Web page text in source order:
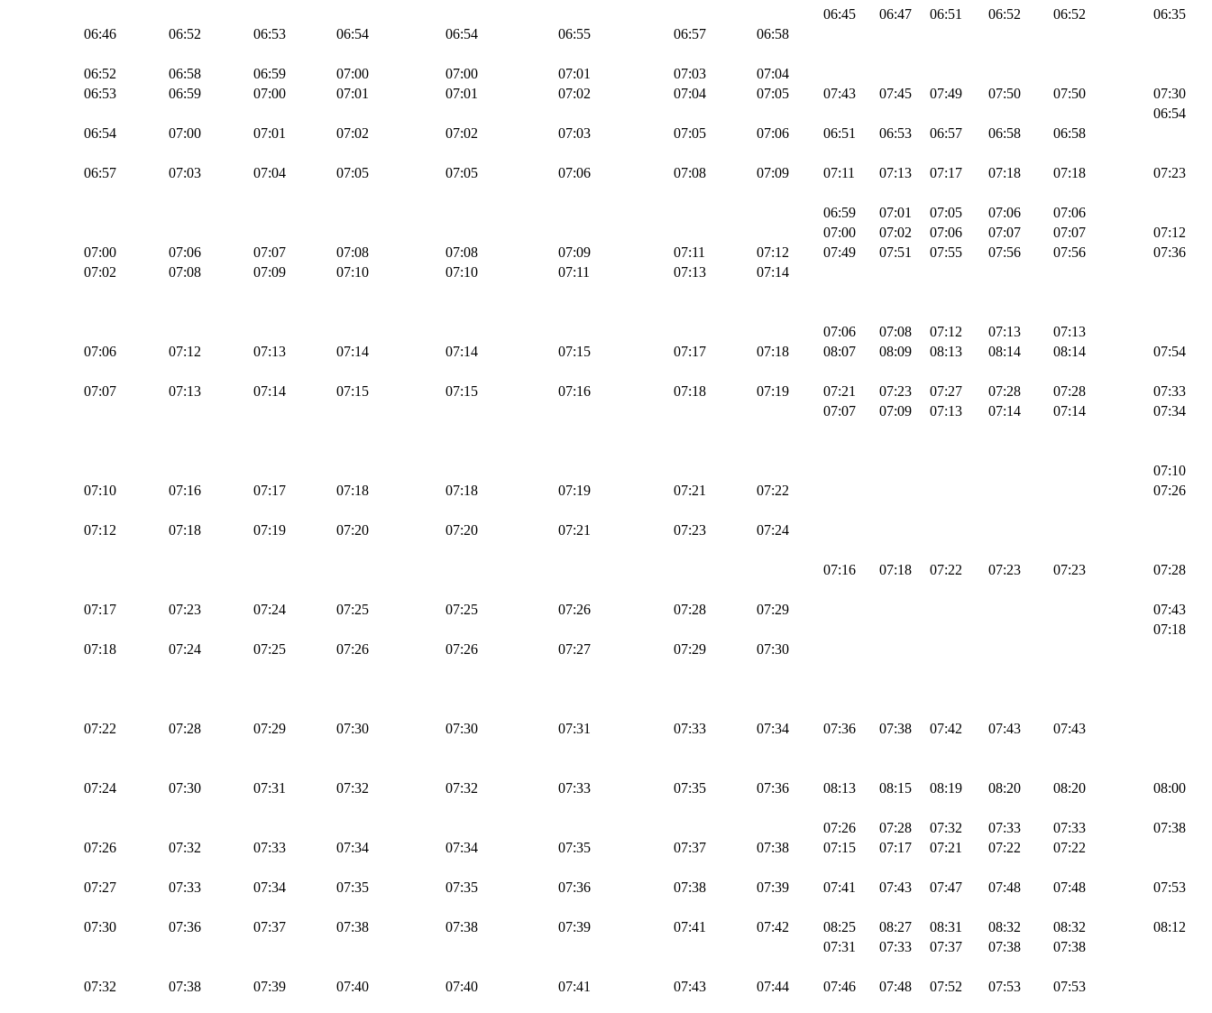
06:45 06:47 06:51 06:52 06:52
06:35
06:46
06:52 06:53 06:54 06:54 06:55 06:57 06:58
06:52 06:58 06:59 07:00 07:00 07:01 07:03
07:04
06:53
06:59 07:00 07:01 07:01 07:02 07:04 07:05 07:43 07:45 07:49 07:50 07:50
07:30
06:54
06:54
07:00 07:01 07:02 07:02 07:03 07:05 07:06 06:51 06:53 06:57 06:58 06:58
06:57 07:03 07:04 07:05 07:05 07:06 07:08 07:09 07:11 07:13 07:17 07:18 07:18 07:23
06:59 07:01 07:05 07:06
07:06
07:00
07:02 07:06 07:07 07:07
07:12
07:00
07:06 07:07 07:08 07:08 07:09 07:11 07:12 07:49 07:51 07:55 07:56 07:56
07:36
07:02
07:08 07:09 07:10 07:10 07:11 07:13 07:14
07:06 07:08 07:12 07:13
07:13
07:06
07:12 07:13 07:14 07:14 07:15 07:17 07:18 08:07 08:09 08:13 08:14 08:14 07:54
07:07 07:13 07:14 07:15 07:15 07:16 07:18 07:19 07:21 07:23 07:27 07:28 07:28
07:33
07:07
07:09 07:13 07:14 07:14 07:34
07:10
07:10
07:16 07:17 07:18 07:18 07:19 07:21 07:22 07:26
07:12 07:18 07:19 07:20 07:20 07:21 07:23 07:24
07:16 07:18 07:22 07:23 07:23 07:28
07:17 07:23 07:24 07:25 07:25 07:26 07:28 07:29
07:43
07:18
07:18
07:24 07:25 07:26 07:26 07:27 07:29 07:30
07:22 07:28 07:29 07:30 07:30 07:31 07:33 07:34 07:36 07:38 07:42 07:43 07:43
07:24 07:30 07:31 07:32 07:32 07:33 07:35 07:36 08:13 08:15 08:19 08:20 08:20 08:00
07:26 07:28 07:32 07:33 07:33
07:38
07:26
07:32 07:33 07:34 07:34 07:35 07:37 07:38 07:15 07:17 07:21 07:22 07:22
07:27 07:33 07:34 07:35 07:35 07:36 07:38 07:39 07:41 07:43 07:47 07:48 07:48 07:53
07:30 07:36 07:37 07:38 07:38 07:39 07:41 07:42 08:25 08:27 08:31 08:32 08:32
08:12
07:31
07:33 07:37 07:38 07:38
07:32 07:38 07:39 07:40 07:40 07:41 07:43 07:44 07:46 07:48 07:52 07:53 07:53